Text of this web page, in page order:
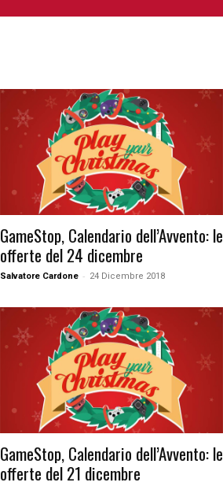
GameStop, Calendario dell’Avvento: le
offerte del 24 dicembre
Salvatore Cardone - 24 Dicembre 2018
GameStop, Calendario dell’Avvento: le
offerte del 21 dicembre